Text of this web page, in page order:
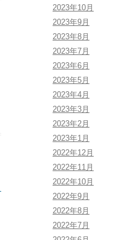
2023年10月
2023年9月
2023年8月
2023年7月
2023年6月
2023年5月
2023年4月
2023年3月
2023年2月
2023年1月
2022年12月
2022年11月
2022年10月
2022年9月
2022年8月
2022年7月